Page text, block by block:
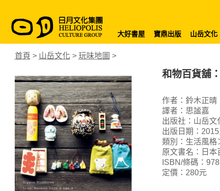
大好書屋 寶鼎出版 山岳文化
首頁 > 山岳文化 > 玩味地圖 >
和物百貨舖
作者：鈴木正晴
譯者：思謐嘉
出版社：山岳文
出版日期：
類別：生活風格
原文書名：日本
ISBN/條碼：
定價：280元